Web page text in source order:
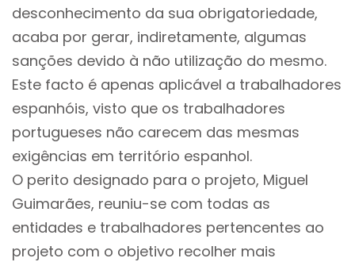
desconhecimento da sua obrigatoriedade,
acaba por gerar, indiretamente, algumas
sanções devido à não utilização do mesmo.
Este facto é apenas aplicável a trabalhadores
espanhóis, visto que os trabalhadores
portugueses não carecem das mesmas
exigências em território espanhol.
O perito designado para o projeto, Miguel
Guimarães, reuniu-se com todas as
entidades e trabalhadores pertencentes ao
projeto com o objetivo recolher mais